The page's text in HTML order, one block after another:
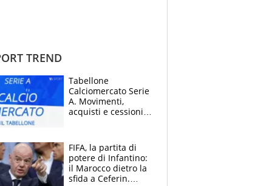
TREND
Tabellone
Calciomercato Serie
A. Movimenti,
acquisti e cessioni:
FIFA, la partita di
potere di Infantino:
il Marocco dietro la
sfida a Ceferin.